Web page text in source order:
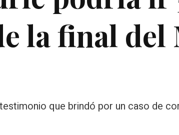
la final
que brindó por un caso de